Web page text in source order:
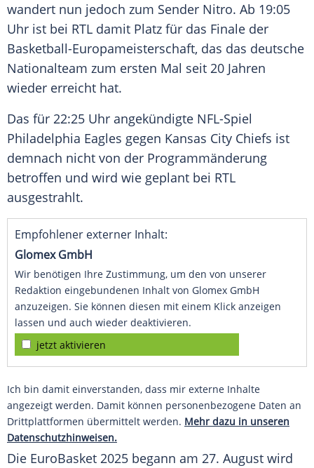
wandert nun jedoch zum Sender Nitro. Ab 19:05
Uhr ist bei RTL damit Platz für das Finale der
Basketball-Europameisterschaft, das das deutsche
Nationalteam zum ersten Mal seit 20 Jahren
wieder erreicht hat.
Das für 22:25 Uhr angekündigte NFL-Spiel
Philadelphia Eagles gegen Kansas City Chiefs ist
demnach nicht von der Programmänderung
betroffen und wird wie geplant bei RTL
ausgestrahlt.
Empfohlener externer Inhalt:
Glomex GmbH
Wir benötigen Ihre Zustimmung, um den von unserer
Redaktion eingebundenen Inhalt von Glomex GmbH
anzuzeigen. Sie können diesen mit einem Klick anzeigen
lassen und auch wieder deaktivieren.
jetzt aktivieren
Ich bin damit einverstanden, dass mir externe Inhalte
angezeigt werden. Damit können personenbezogene Daten an
Drittplattformen übermittelt werden. Mehr dazu in unseren
Datenschutzhinweisen.
Die EuroBasket 2025 begann am 27. August wird